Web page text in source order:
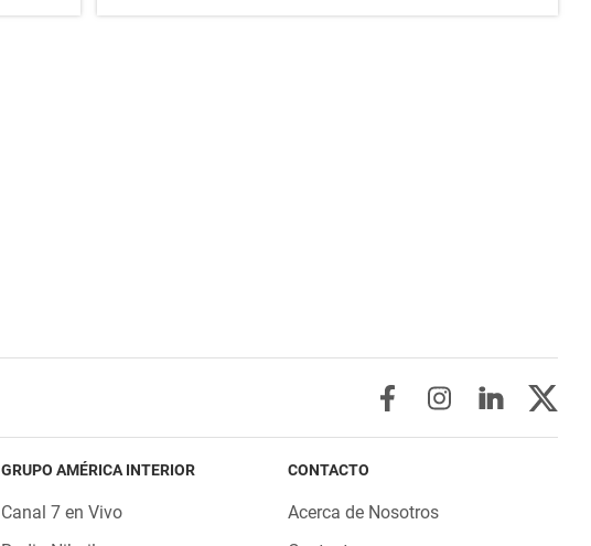
GRUPO AMÉRICA INTERIOR
Canal 7 en Vivo
CONTACTO
Acerca de Nosotros